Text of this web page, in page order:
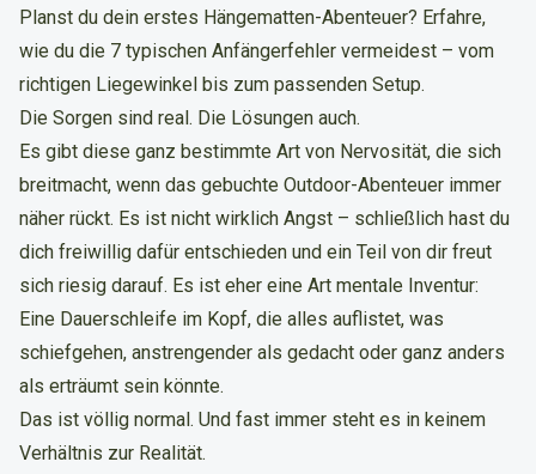
Planst du dein erstes Hängematten-Abenteuer? Erfahre,
wie du die 7 typischen Anfängerfehler vermeidest – vom
richtigen Liegewinkel bis zum passenden Setup.
Die Sorgen sind real. Die Lösungen auch.
Es gibt diese ganz bestimmte Art von Nervosität, die sich
breitmacht, wenn das gebuchte Outdoor-Abenteuer immer
näher rückt. Es ist nicht wirklich Angst – schließlich hast du
dich freiwillig dafür entschieden und ein Teil von dir freut
sich riesig darauf. Es ist eher eine Art mentale Inventur:
Eine Dauerschleife im Kopf, die alles auflistet, was
schiefgehen, anstrengender als gedacht oder ganz anders
als erträumt sein könnte.
Das ist völlig normal. Und fast immer steht es in keinem
Verhältnis zur Realität.